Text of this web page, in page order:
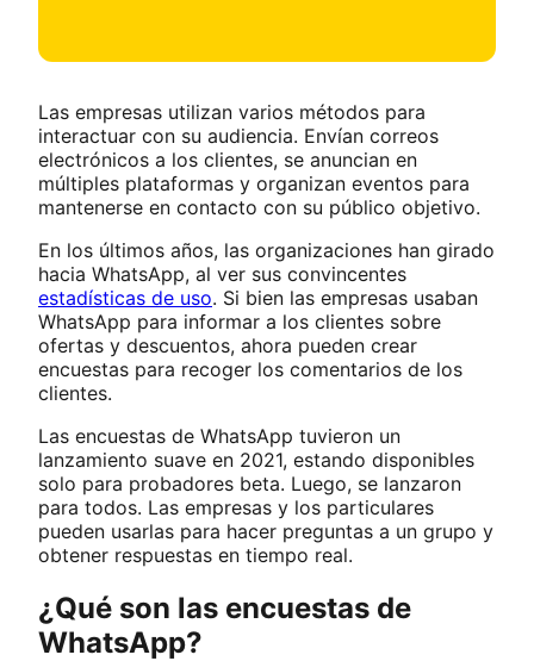
Las empresas utilizan varios métodos para
interactuar con su audiencia. Envían correos
electrónicos a los clientes, se anuncian en
múltiples plataformas y organizan eventos para
mantenerse en contacto con su público objetivo.
En los últimos años, las organizaciones han girado
hacia WhatsApp, al ver sus convincentes
estadísticas de uso. Si bien las empresas usaban
WhatsApp para informar a los clientes sobre
ofertas y descuentos, ahora pueden crear
encuestas para recoger los comentarios de los
clientes.
Las encuestas de WhatsApp tuvieron un
lanzamiento suave en 2021, estando disponibles
solo para probadores beta. Luego, se lanzaron
para todos. Las empresas y los particulares
pueden usarlas para hacer preguntas a un grupo y
obtener respuestas en tiempo real.
¿Qué son las encuestas de
WhatsApp?